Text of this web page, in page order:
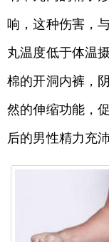
响，这种伤害，
丸温度低于体温
棉的开洞内裤，
然的伸缩功能，
后的男性精力充